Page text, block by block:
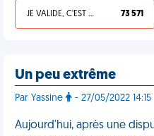
JE VALIDE, C'EST UNE VDM 73 571
Un peu extrême
Par Yassine - 27/05/2022 14:15
Aujourd'hui, après une